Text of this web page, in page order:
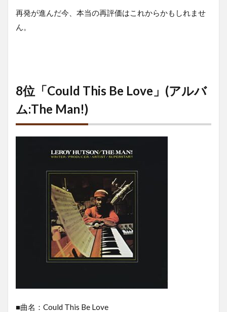
再発が進んだ今、本当の再評価はこれからかもしれませ
ん。
8位「Could This Be Love」(アルバ
ム:The Man!)
■曲名：Could This Be Love